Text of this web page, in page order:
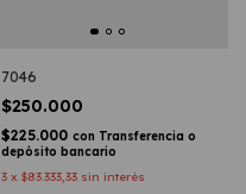
7046
$250.000
$225.000 con Transferencia o
depósito bancario
3 x $83.333,33 sin interés